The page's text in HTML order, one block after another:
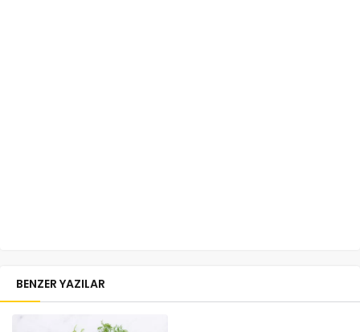
BENZER YAZILAR